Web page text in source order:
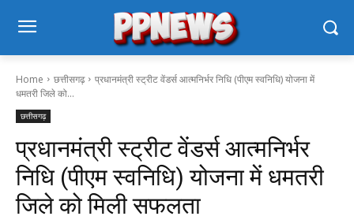
Home छत्तीसगढ़
प्रधानमंत्री स्ट्रीट वेंडर्स आत्मनिर्भर निधि (पीएम स्वनिधि) योजना में
धमतरी जिले को...
छत्तीसगढ़
प्रधानमंत्री स्ट्रीट वेंडर्स आत्मनिर्भर
निधि (पीएम स्वनिधि) योजना में धमतरी
जिले को मिली सफलता